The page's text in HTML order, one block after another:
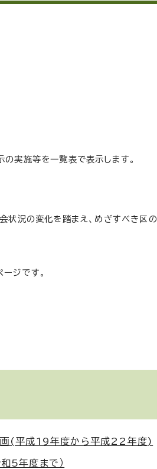
の実施等を一覧表で表示します。
会状況の変化を踏まえ、めざすべき
ジです。
(平成19年度から平成22年度)
5年度まで）